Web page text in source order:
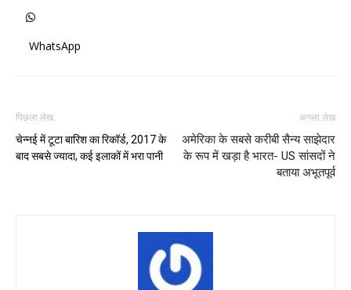
WhatsApp
पिछला लेख
चेन्नई में टूटा बारिश का रिकॉर्ड, 2017 के
बाद सबसे ज्यादा, कई इलाकों में भरा पानी
अगला लेख
अमेरिका के सबसे करीबी सैन्य साझेदार
के रूप में खड़ा है भारत- US सांसदों ने
बताया अभूतपूर्व